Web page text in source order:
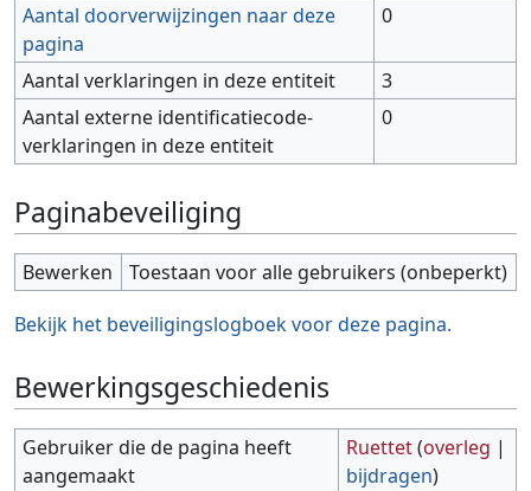
Aantal doorverwijzingen naar deze
pagina
0
Aantal verklaringen in deze entiteit
3
Aantal externe identificatiecode-
verklaringen in deze entiteit
0
Paginabeveiliging
Bewerken
Toestaan voor alle gebruikers (onbeperkt)
Bekijk het beveiligingslogboek voor deze pagina.
Bewerkingsgeschiedenis
Gebruiker die de pagina heeft
aangemaakt
Ruettet(overleg |
bijdragen)